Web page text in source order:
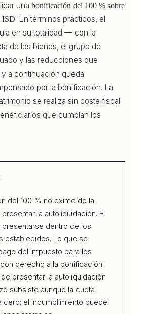
una bonificación del 100 % sobre
ISD. En términos prácticos, el
en su totalidad — con la
de los bienes, el grupo de
y las reducciones que
a continuación queda
por la bonificación. La
se realiza sin coste fiscal
que cumplan los
del 100 % no exime de la
la autoliquidación. El
dentro de los
establecidos. Lo que se
del impuesto para los
derecho a la bonificación.
presentar la autoliquidación
subsiste aunque la cuota
cero; el incumplimiento puede